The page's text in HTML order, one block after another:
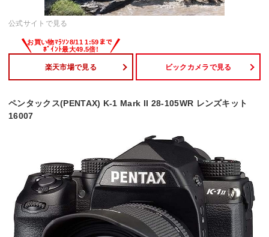
公式サイトで見る
楽天市場で見る ビックカメラで見る
ペンタックス(PENTAX) K-1 Mark II 28-105WR レンズキット
16007